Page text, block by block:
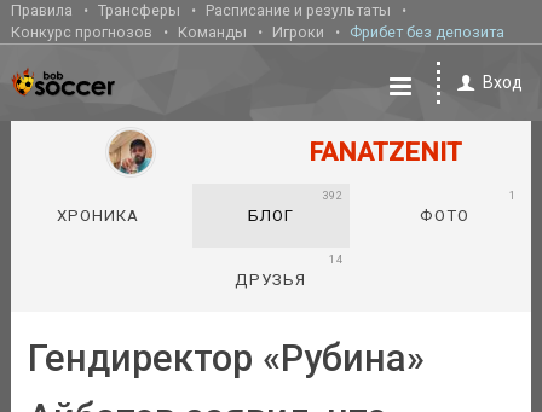
Правила Трансферы
Расписание и результаты
Конкурс прогнозов
Команды Игроки Фрибет без депозита
Вход
FANATZENIT
ХРОНИКА БЛОГ
392
ФОТО
1
ДРУЗЬЯ
14
Гендиректор «Рубина»